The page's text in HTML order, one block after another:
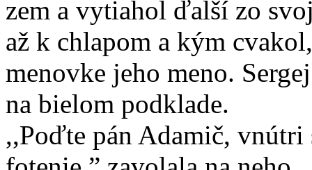
zem a vytiahol ďalší zo
až k chlapom a kým
menovke jeho meno.
na bielom podklade.
,,Poďte pán Adamič,